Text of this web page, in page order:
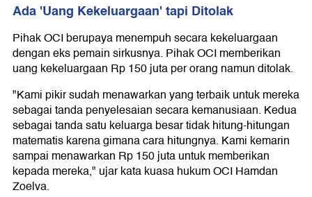
Ada 'Uang Kekeluargaan' tapi Ditolak
Pihak OCI berupaya menempuh secara kekeluargaan
dengan eks pemain sirkusnya. Pihak OCI memberikan
uang kekeluargaan Rp 150 juta per orang namun ditolak.
"Kami pikir sudah menawarkan yang terbaik untuk mereka
sebagai tanda penyelesaian secara kemanusiaan. Kedua
sebagai tanda satu keluarga besar tidak hitung-hitungan
matematis karena gimana cara hitungnya. Kami kemarin
sampai menawarkan Rp 150 juta untuk memberikan
kepada mereka," ujar kata kuasa hukum OCI Hamdan
Zoelva.